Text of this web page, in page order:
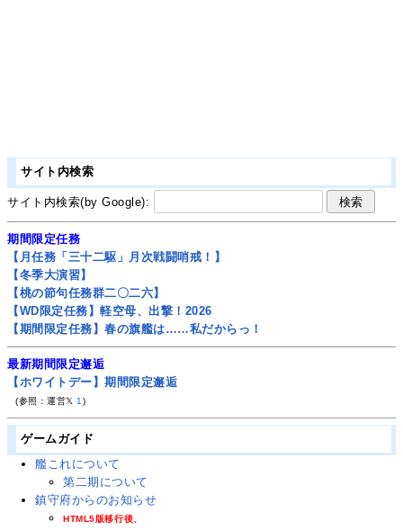
サイト内検索
サイト内検索(by Google):
期間限定任務
【月任務「三十二駆」月次戦闘哨戒！】
【冬季大演習】
【桃の節句任務群二〇二六】
【WD限定任務】軽空母、出撃！2026
【期間限定任務】春の旗艦は……私だからっ！
最新期間限定邂逅
【ホワイトデー】期間限定邂逅
(参照：運営𝕏 1 )
ゲームガイド
艦これについて
第二期について
鎮守府からのお知らせ
HTML5版移行後、